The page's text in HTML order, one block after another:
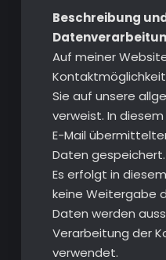
Beschreibung
Auf meiner
Sie auf unsere
verweist. In
E-Mail
Daten gespeichert.
Es erfolgt in
keine Weitergabe
Daten werden
Verarbeitung der
verwendet.